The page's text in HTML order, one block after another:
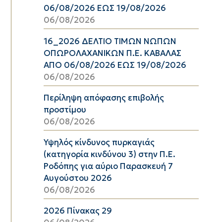
06/08/2026 ΕΩΣ 19/08/2026
06/08/2026
16_2026 ΔΕΛΤΙΟ ΤΙΜΩΝ ΝΩΠΩΝ
ΟΠΩΡΟΛΑΧΑΝΙΚΩΝ Π.Ε. ΚΑΒΑΛΑΣ
ΑΠΟ 06/08/2026 ΕΩΣ 19/08/2026
06/08/2026
Περίληψη απόφασης επιβολής
προστίμου
06/08/2026
Υψηλός κίνδυνος πυρκαγιάς
(κατηγορία κινδύνου 3) στην Π.Ε.
Ροδόπης για αύριο Παρασκευή 7
Αυγούστου 2026
06/08/2026
2026 Πίνακας 29